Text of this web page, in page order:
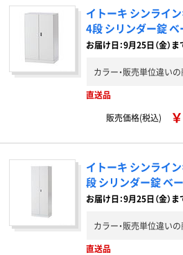
イトーキ シンライ
4段 シリンダー錠
お届け日：9月25日（金）ま
カラー・販売単位違い
直送品
販売価格(税込)
イトーキ シンライ
段 シリンダー錠 ベ
お届け日：9月25日（金）ま
カラー・販売単位違い
直送品